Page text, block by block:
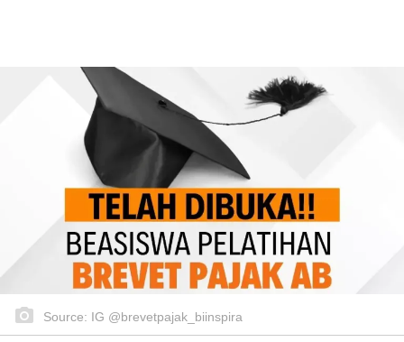
Source: IG @brevetpajak_biinspira